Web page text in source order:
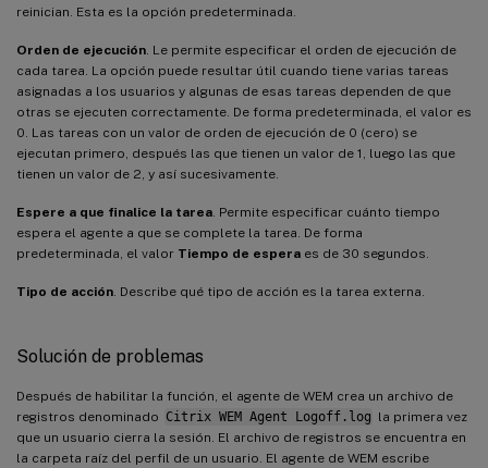
reinician. Esta es la opción predeterminada.
Orden de ejecución . Le permite especificar el orden de ejecución de
cada tarea. La opción puede resultar útil cuando tiene varias tareas
asignadas a los usuarios y algunas de esas tareas dependen de que
otras se ejecuten correctamente. De forma predeterminada, el valor es
0. Las tareas con un valor de orden de ejecución de 0 (cero) se
ejecutan primero, después las que tienen un valor de 1, luego las que
tienen un valor de 2, y así sucesivamente.
Espere a que finalice la tarea . Permite especificar cuánto tiempo
espera el agente a que se complete la tarea. De forma
predeterminada, el valor Tiempo de espera es de 30 segundos.
Tipo de acción . Describe qué tipo de acción es la tarea externa.
Solución de problemas
Después de habilitar la función, el agente de WEM crea un archivo de
registros denominado Citrix WEM Agent Logoff.log la primera vez
que un usuario cierra la sesión. El archivo de registros se encuentra en
la carpeta raíz del perfil de un usuario. El agente de WEM escribe